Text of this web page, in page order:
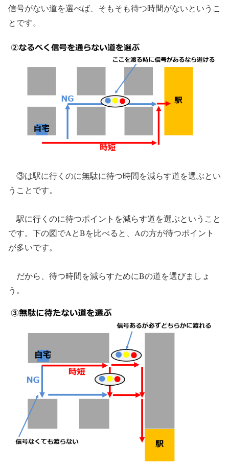
信号がない道を選べば、そもそも待つ時間がないというこ
とです。
③は駅に行くのに無駄に待つ時間を減らす道を選ぶとい
うことです。
駅に行くのに待つポイントを減らす道を選ぶということ
です。下の図でAとBを比べると、Aの方が待つポイント
が多いです。
だから、待つ時間を減らすためにBの道を選びましょ
う。